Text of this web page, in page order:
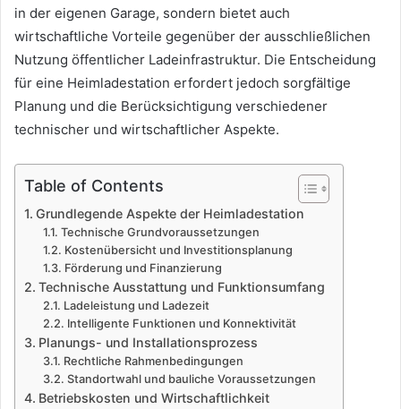
in der eigenen Garage, sondern bietet auch
wirtschaftliche Vorteile gegenüber der ausschließlichen
Nutzung öffentlicher Ladeinfrastruktur. Die Entscheidung
für eine Heimladestation erfordert jedoch sorgfältige
Planung und die Berücksichtigung verschiedener
technischer und wirtschaftlicher Aspekte.
Table of Contents
Grundlegende Aspekte der Heimladestation
Technische Grundvoraussetzungen
Kostenübersicht und Investitionsplanung
Förderung und Finanzierung
Technische Ausstattung und Funktionsumfang
Ladeleistung und Ladezeit
Intelligente Funktionen und Konnektivität
Planungs- und Installationsprozess
Rechtliche Rahmenbedingungen
Standortwahl und bauliche Voraussetzungen
Betriebskosten und Wirtschaftlichkeit